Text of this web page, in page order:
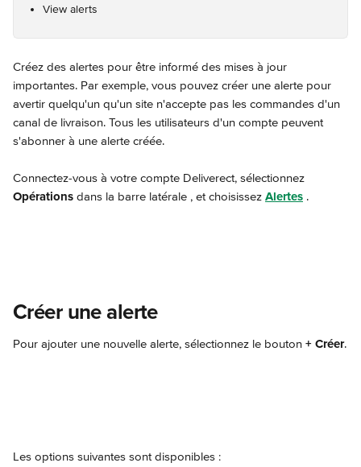
View alerts
Créez des alertes pour être informé des mises à jour
importantes. Par exemple, vous pouvez créer une alerte pour
avertir quelqu'un qu'un site n'accepte pas les commandes d'un
canal de livraison. Tous les utilisateurs d'un compte peuvent
s'abonner à une alerte créée.
Connectez-vous à votre compte Deliverect, sélectionnez
Opérations dans la barre latérale , et choisissez Alertes .
Créer une alerte
Pour ajouter une nouvelle alerte, sélectionnez le bouton + Créer.
Les options suivantes sont disponibles :